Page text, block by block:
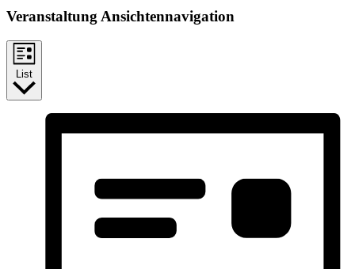
Veranstaltung Ansichtennavigation
List